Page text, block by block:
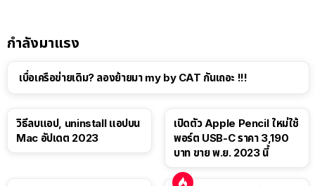
กำลังมาแรง
เบื่อเครือข่ายเดิม? ลองย้ายมา my by CAT กันเถอะ !!!
วิธีลบแอป, uninstall แอปบน
Mac อัปเดต 2023
เปิดตัว Apple Pencil ใหม่ใช้
พอร์ต USB-C ราคา 3,190
บาท ขาย พ.ย. 2023 นี้